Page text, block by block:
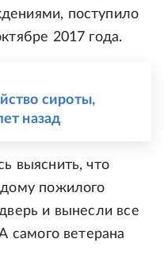
поступило
2017 года.
сироты,
назад
выяснить, что
пожилого
и вынесли все
самого ветерана